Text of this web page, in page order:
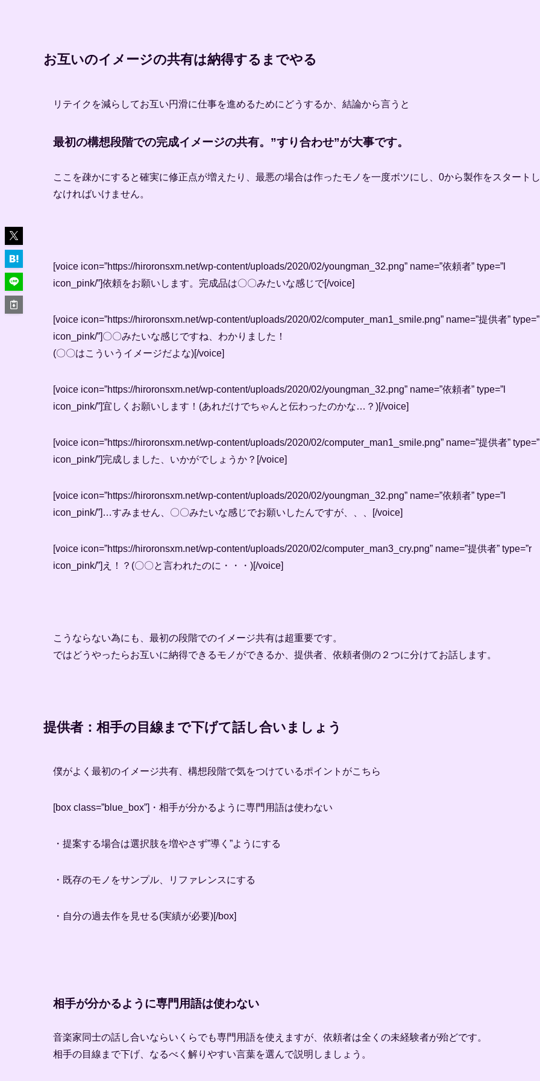
お互いのイメージの共有は納得するまでやる
リテイクを減らしてお互い円滑に仕事を進めるためにどうするか、結論から言うと
最初の構想段階での完成イメージの共有。”すり合わせ”が大事です。
ここを疎かにすると確実に修正点が増えたり、最悪の場合は作ったモノを一度ボツにし、0から製作をスタートし
なければいけません。
[voice icon=”https://hiroronsxm.net/wp-content/uploads/2020/02/youngman_32.png” name=”依頼者” type=”l
icon_pink/”]依頼をお願いします。完成品は〇〇みたいな感じで[/voice]
[voice icon=”https://hiroronsxm.net/wp-content/uploads/2020/02/computer_man1_smile.png” name=”提供者”
icon_pink/”]〇〇みたいな感じですね、わかりました！
(〇〇はこういうイメージだよな)[/voice]
[voice icon=”https://hiroronsxm.net/wp-content/uploads/2020/02/youngman_32.png” name=”依頼者” type=”l
icon_pink/”]宜しくお願いします！(あれだけでちゃんと伝わったのかな…？)[/voice]
[voice icon=”https://hiroronsxm.net/wp-content/uploads/2020/02/computer_man1_smile.png” name=”提供者”
icon_pink/”]完成しました、いかがでしょうか？[/voice]
[voice icon=”https://hiroronsxm.net/wp-content/uploads/2020/02/youngman_32.png” name=”依頼者” type=”l
icon_pink/”]…すみません、〇〇みたいな感じでお願いしたんですが、、、[/voice]
[voice icon=”https://hiroronsxm.net/wp-content/uploads/2020/02/computer_man3_cry.png” name=”提供者” type=”r
icon_pink/”]え！？(〇〇と言われたのに・・・)[/voice]
こうならない為にも、最初の段階でのイメージ共有は超重要です。
ではどうやったらお互いに納得できるモノができるか、提供者、依頼者側の２つに分けてお話します。
提供者：相手の目線まで下げて話し合いましょう
僕がよく最初のイメージ共有、構想段階で気をつけているポイントがこちら
[box class=”blue_box”]・相手が分かるように専門用語は使わない
・提案する場合は選択肢を増やさず”導く”ようにする
・既存のモノをサンプル、リファレンスにする
・自分の過去作を見せる(実績が必要)[/box]
相手が分かるように専門用語は使わない
音楽家同士の話し合いならいくらでも専門用語を使えますが、依頼者は全くの未経験者が殆どです。
相手の目線まで下げ、なるべく解りやすい言葉を選んで説明しましょう。